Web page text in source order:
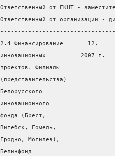
Ответственный от ГКНТ -
Ответственный от организации -
2.4 Финансирование
инновационных
проектов. Филиалы
(представительства)
Белорусского
инновационного
фонда (Брест,
Витебск, Гомель,
Гродно, Могилев),
Белинфонд